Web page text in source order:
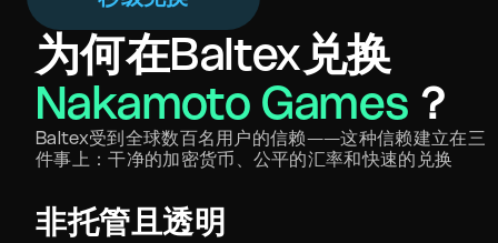
为何在Baltex兑换
Nakamoto Games ？
Baltex受到全球数百名用户的信赖——这种信赖建立在三
件事上：干净的加密货币、公平的汇率和快速的兑换
非托管且透明